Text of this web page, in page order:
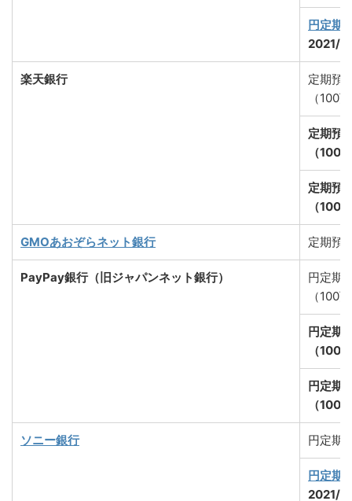
円定期
2021/
楽天銀行
定期預
（100
定期預
（100
定期預
（
GMOあおぞらネット銀行 定期預
PayPay銀行（旧ジャパンネット銀行）
円定期
（100
円定期
（100
円定期
（
ソニー銀行 円定期
円定期
2021/